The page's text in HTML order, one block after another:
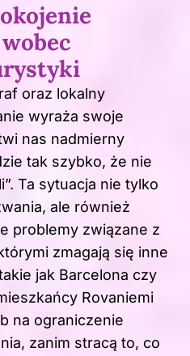
oraz lokalny
wyraża swoje
nas nadmierny
tak szybko, że nie
Ta sytuacja nie tylko
ale również
problemy związane z
zmagają się inne
jak Barcelona czy
Rovaniemi
na ograniczenie
zanim stracą to, co